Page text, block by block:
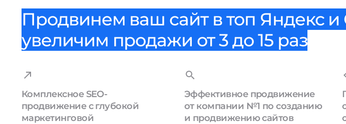
Продвинем ваш сайт в топ Яндекс и
увеличим продажи от 3 до 15 раз
Комплексное SEO-
продвижение с глубокой
маркетинговой
Эффективное продвижение
от компании №1 по созданию
и продвижению сайтов